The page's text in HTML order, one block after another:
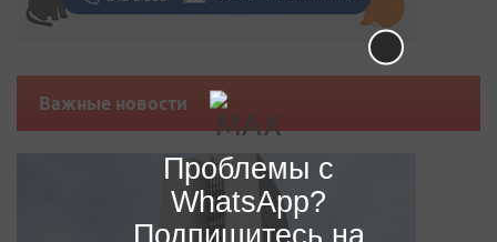
Важные новости
Проблемы с
WhatsApp?
Подпишитесь на